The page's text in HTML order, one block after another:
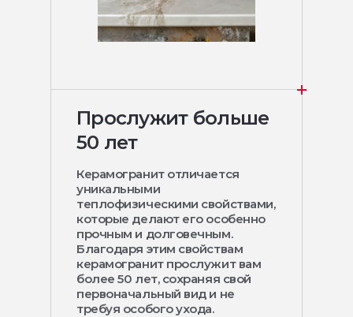
Прослужит больше
50 лет
Керамогранит отличается
уникальными
теплофизическими свойствами,
которые делают его особенно
прочным и долговечным.
Благодаря этим свойствам
керамогранит прослужит вам
более 50 лет, сохраняя свой
первоначальный вид и не
требуя особого ухода.